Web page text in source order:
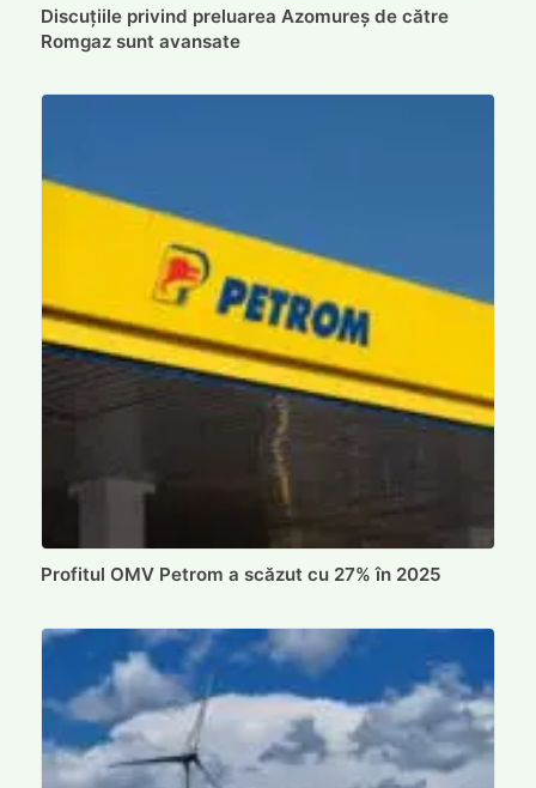
Discuțiile privind preluarea Azomureș de către
Romgaz sunt avansate
Profitul OMV Petrom a scăzut cu 27% în 2025